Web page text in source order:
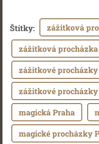
Štítky: zážitková
zážitková
zážitkové procházky
zážitkové
magická Praha
magické procházky